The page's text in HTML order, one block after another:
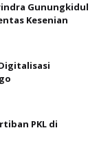
Gunungkidul
Kesenian
PKL di